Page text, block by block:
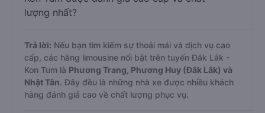
lượng nhất?
Trả lời: Nếu bạn tìm kiếm sự thoải mái và dịch vụ cao
cấp, các hãng limousine nổi bật trên tuyến Đắk Lắk -
Kon Tum là Phương Trang, Phương Huy (Đắk Lắk) và
Nhật Tân. Đây đều là những nhà xe được nhiều khách
hàng đánh giá cao về chất lượng phục vụ.